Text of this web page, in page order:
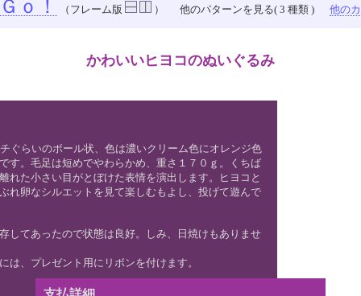
ｏ！ （フレーム版 ） 他のパターンを見る( 3 種類 ) 他の
かわいいヒヨコのぬいぐるみ
ぐらいのボール状、色は濃いクリーム色にオレンジ色
す。毛足は短めでやわらかめ、重さ１７０ｇ。くちば
れた小さい目がとぼけた表情を演出します。ヒヨコと
れ卵なシルエットを見て楽しむもよし、投げて遊んで
してあったので状態は良好。しみ、日焼けもありませ
は、プレゼント用にリボンを付けます。